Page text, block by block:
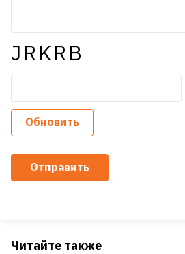
JRKRB
Обновить
Отправить
Читайте также